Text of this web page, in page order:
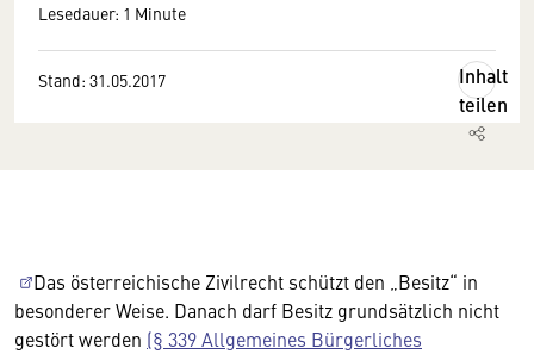
Lesedauer: 1 Minute
Stand: 31.05.2017
Inhalt
teilen
Das österreichische Zivilrecht schützt den „Besitz“ in
besonderer Weise. Danach darf Besitz grundsätzlich nicht
gestört werden (§ 339 Allgemeines Bürgerliches